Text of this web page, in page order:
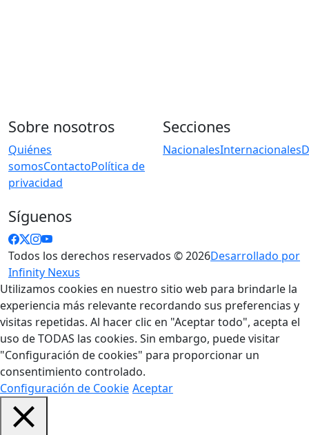
Sobre nosotros
Quiénes
somosContactoPolítica de
privacidad
Secciones
NacionalesInternacionales
Síguenos
Todos los derechos reservados © 2026Desarrollado por
Infinity Nexus
Utilizamos cookies en nuestro sitio web para brindarle la
experiencia más relevante recordando sus preferencias y
visitas repetidas. Al hacer clic en "Aceptar todo", acepta el
uso de TODAS las cookies. Sin embargo, puede visitar
"Configuración de cookies" para proporcionar un
consentimiento controlado.
Configuración de Cookie Aceptar